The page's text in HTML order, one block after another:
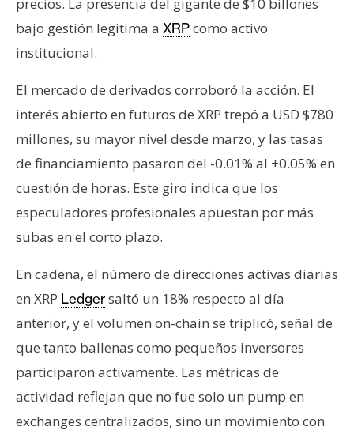
bajo gestión legitima a XRPcomo activo
institucional.
El mercado de derivados corroboró la acción. El
interés abierto en futuros de XRP trepó a USD $780
millones, su mayor nivel desde marzo, y las tasas
de financiamiento pasaron del -0.01% al +0.05% en
cuestión de horas. Este giro indica que los
especuladores profesionales apuestan por más
subas en el corto plazo.
En cadena, el número de direcciones activas diarias
en XRP Ledgersaltó un 18% respecto al día
anterior, y el volumen on-chain se triplicó, señal de
que tanto ballenas como pequeños inversores
participaron activamente. Las métricas de
actividad reflejan que no fue solo un pump en
exchanges centralizados, sino un movimiento con